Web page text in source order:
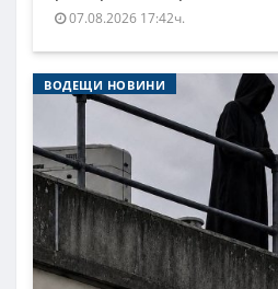
07.08.2026 17:42ч.
ВОДЕЩИ НОВИНИ